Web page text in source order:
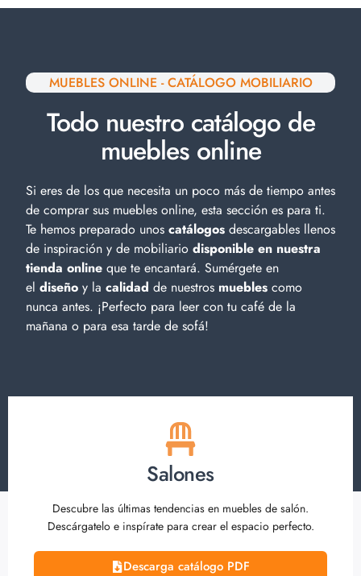
MUEBLES ONLINE - CATÁLOGO MOBILIARIO
Todo nuestro catálogo de
muebles online
Si eres de los que necesita un poco más de tiempo antes
de comprar sus muebles online, esta sección es para ti.
Te hemos preparado unos catálogos descargables llenos
de inspiración y de mobiliario disponible en nuestra
tienda online que te encantará. Sumérgete en
el diseño y la calidad de nuestros muebles como
nunca antes. ¡Perfecto para leer con tu café de la
mañana o para esa tarde de sofá!
Salones
Descubre las últimas tendencias en muebles de salón.
Descárgatelo e inspírate para crear el espacio perfecto.
Descarga catálogo PDF